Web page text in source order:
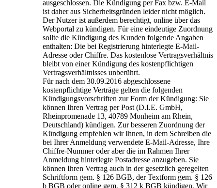
ausgeschlossen. Die Kündigung per Fax bzw. E-Mail
ist daher aus Sicherheitsgründen leider nicht möglich.
Der Nutzer ist außerdem berechtigt, online über das
Webportal zu kündigen. Für eine eindeutige Zuordnung
sollte die Kündigung des Kunden folgende Angaben
enthalten: Die bei Registrierung hinterlegte E-Mail-
Adresse oder Chiffre. Das kostenlose Vertragsverhältnis
bleibt von einer Kündigung des kostenpflichtigen
Vertragsverhältnisses unberührt.
Für nach dem 30.09.2016 abgeschlossene
kostenpflichtige Verträge gelten die folgenden
Kündigungsvorschriften zur Form der Kündigung: Sie
können Ihren Vertrag per Post (D.I.E. GmbH,
Rheinpromenade 13, 40789 Monheim am Rhein,
Deutschland) kündigen. Zur besseren Zuordnung der
Kündigung empfehlen wir Ihnen, in dem Schreiben die
bei Ihrer Anmeldung verwendete E-Mail-Adresse, Ihre
Chiffre-Nummer oder aber die im Rahmen Ihrer
Anmeldung hinterlegte Postadresse anzugeben. Sie
können Ihren Vertrag auch in der gesetzlich geregelten
Schriftform gem. § 126 BGB, der Textform gem. § 126
b BGB oder online gem. § 312 k BGB kündigen. Wir